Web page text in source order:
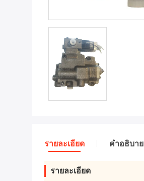
รายละเอียด คําอธิบาย
รายละเอียด